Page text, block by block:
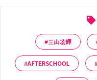
三山凌輝
AFTERSCHOOL